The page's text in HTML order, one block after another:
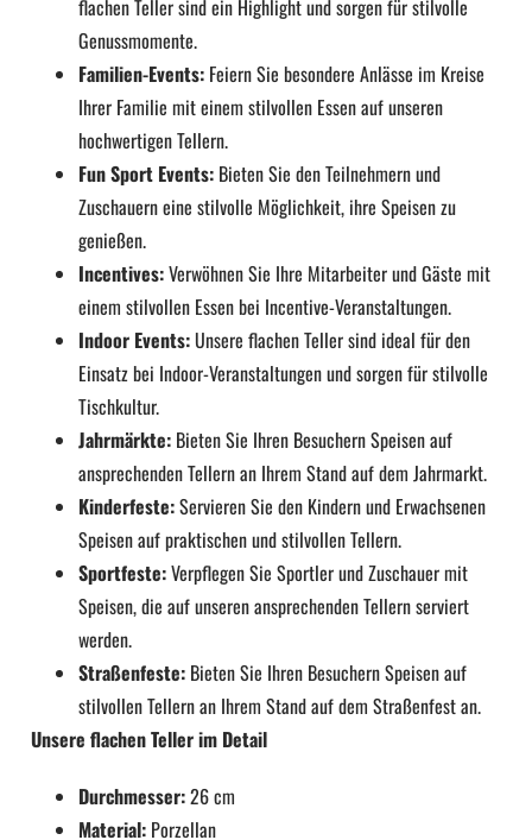
flachen Teller sind ein Highlight und sorgen für stilvolle
Genussmomente.
Familien-Events: Feiern Sie besondere Anlässe im Kreise
Ihrer Familie mit einem stilvollen Essen auf unseren
hochwertigen Tellern.
Fun Sport Events: Bieten Sie den Teilnehmern und
Zuschauern eine stilvolle Möglichkeit, ihre Speisen zu
genießen.
Incentives:Verwöhnen Sie Ihre Mitarbeiter und Gäste mit
einem stilvollen Essen bei Incentive-Veranstaltungen.
Indoor Events:Unsere flachen Teller sind ideal für den
Einsatz bei Indoor-Veranstaltungen und sorgen für stilvolle
Tischkultur.
Jahrmärkte: Bieten Sie Ihren Besuchern Speisen auf
ansprechenden Tellern an Ihrem Stand auf dem Jahrmarkt.
Kinderfeste:Servieren Sie den Kindern und Erwachsenen
Speisen auf praktischen und stilvollen Tellern.
Sportfeste:Verpflegen Sie Sportler und Zuschauer mit
Speisen, die auf unseren ansprechenden Tellern serviert
werden.
Straßenfeste: Bieten Sie Ihren Besuchern Speisen auf
stilvollen Tellern an Ihrem Stand auf dem Straßenfest an.
Unsere flachen Teller im Detail
Durchmesser:26 cm
Material: Porzellan